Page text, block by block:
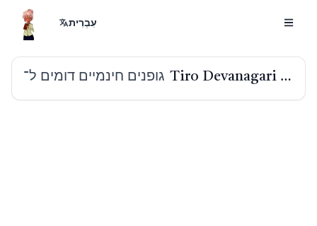
עִבְרִית
גופנים חינמיים דומים ל־ Tiro Devanagari Hindi